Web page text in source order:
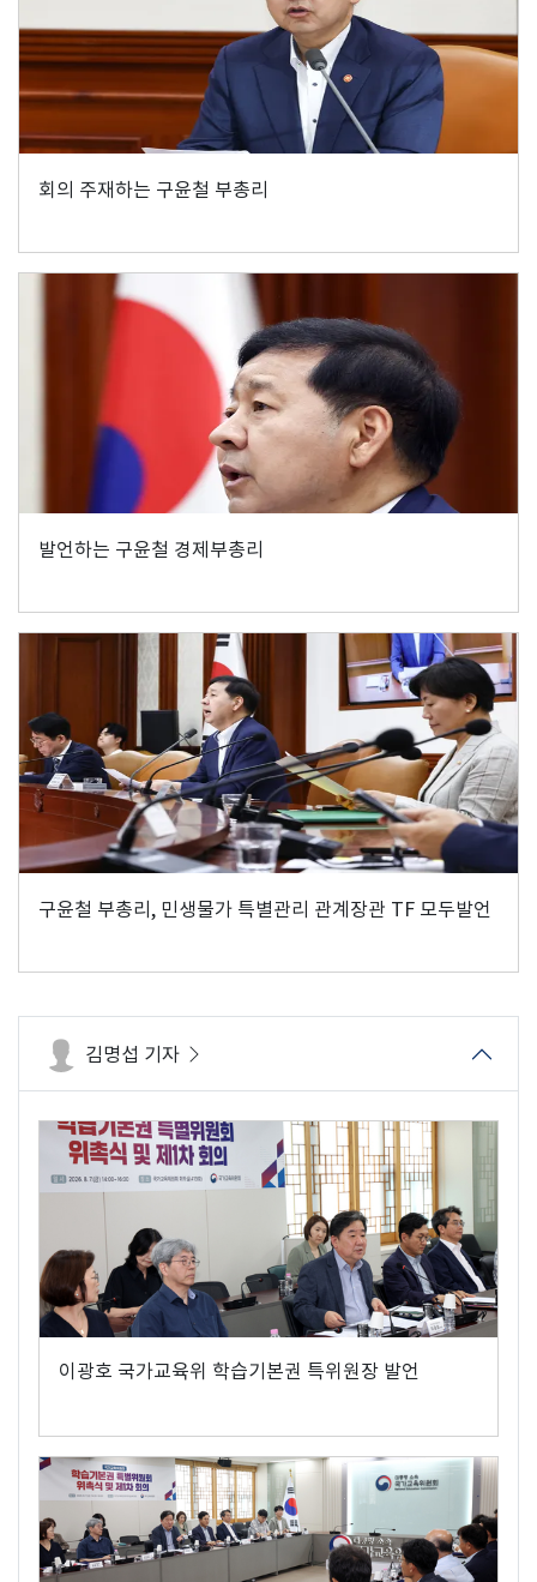
회의 주재하는 구윤철 부총리
발언하는 구윤철 경제부총리
구윤철 부총리, 민생물가 특별관리 관계장관 TF 모두발언
김명섭 기자
이광호 국가교육위 학습기본권 특위원장 발언